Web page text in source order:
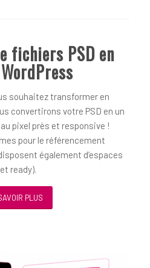
fichiers PSD en
souhaitez transformer en
convertirons votre PSD en un
pixel près et responsive !
pour le référencement
également d’espaces
ready).
PLUS